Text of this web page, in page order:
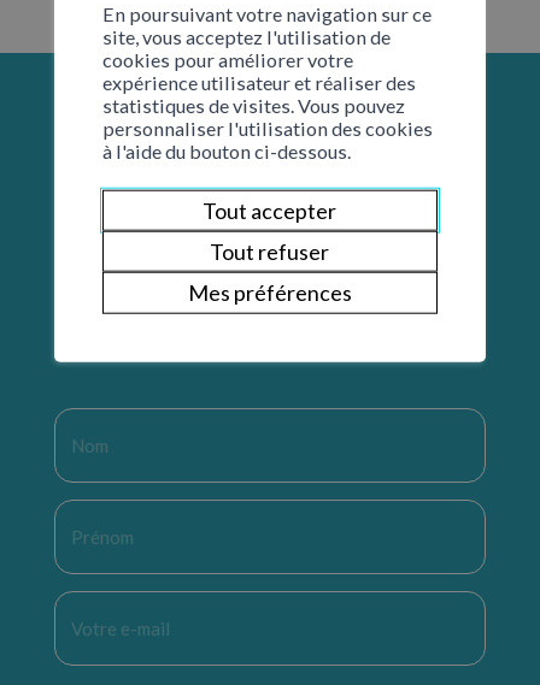
Restons en contact
Nom
Prénom
E-
mail
En poursuivant votre navigation sur ce
site, vous acceptez l'utilisation de
cookies pour améliorer votre
expérience utilisateur et réaliser des
statistiques de visites. Vous pouvez
personnaliser l'utilisation des cookies
à l'aide du bouton ci-dessous.
Tout accepter
Tout refuser
Mes préférences